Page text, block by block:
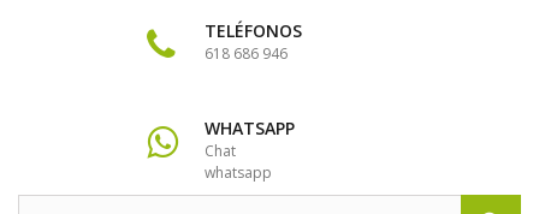
TELÉFONOS
618 686 946
WHATSAPP
Chat
whatsapp